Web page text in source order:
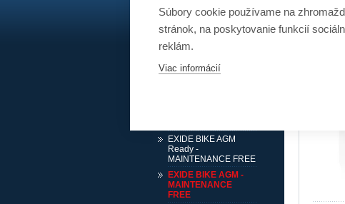
Akumulátory
Pre osobné automobily
Pre karavany, lode, stroje
EXIDE BIKE AGM
Ready -
MAINTENANCE FREE
EXIDE BIKE AGM -
MAINTENANCE
FREE
Súbory cookie používame na
stránok, na poskytovanie funkcií
reklám.
Viac informácií